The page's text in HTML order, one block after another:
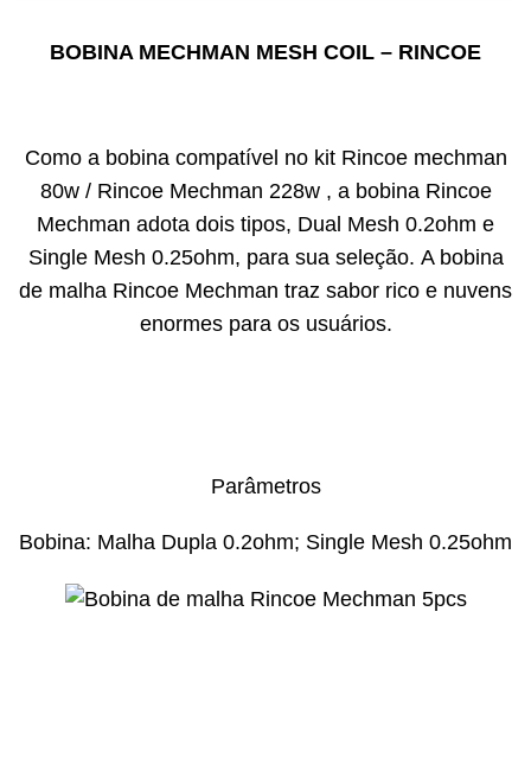
BOBINA MECHMAN MESH COIL – RINCOE
Como a bobina compatível no kit Rincoe mechman
80w / Rincoe Mechman 228w , a bobina Rincoe
Mechman adota dois tipos, Dual Mesh 0.2ohm e
Single Mesh 0.25ohm, para sua seleção. A bobina
de malha Rincoe Mechman traz sabor rico e nuvens
enormes para os usuários.
Parâmetros
Bobina: Malha Dupla 0.2ohm; Single Mesh 0.25ohm